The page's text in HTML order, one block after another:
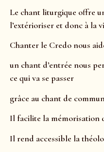
Le chant liturgique offre
l’extérioriser et donc à la
Chanter le Credo nous
un chant d’entrée nous
ce qui va se passer
grâce au chant de
Il facilite la mémorisation
Il rend accessible la